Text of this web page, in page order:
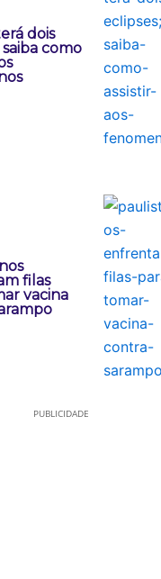
dois
saiba como
filas
vacina
PUBLICIDADE